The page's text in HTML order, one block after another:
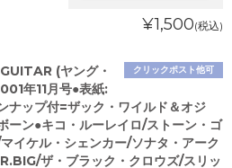
¥1,500(税込)
クリックポスト他可
(ヤング・
年11月号●表紙:
ナップ付=ザック・ワイルド＆オジ
ーン●キコ・ルーレイロ/ストーン・ゴ
イケル・シェンカー/ソナタ・アーク
ザ・ブラック・クロウズ/スリッ